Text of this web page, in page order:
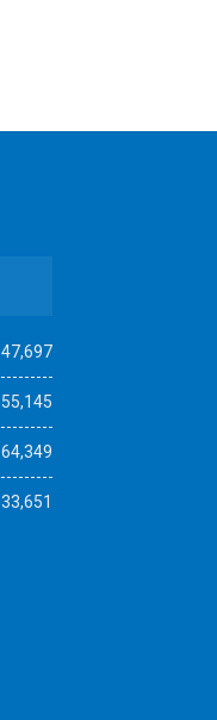
47,697
55,145
64,349
33,651